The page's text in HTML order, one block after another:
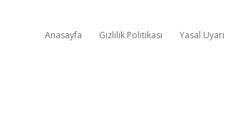
Anasayfa Gizlilik Politikası Yasal Uyarı